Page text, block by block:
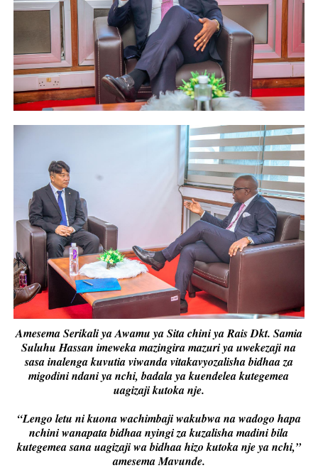
Amesema Serikali ya Awamu ya Sita chini ya Rais Dkt. Samia
Suluhu Hassan imeweka mazingira mazuri ya uwekezaji na
sasa inalenga kuvutia viwanda vitakavyozalisha bidhaa za
migodini ndani ya nchi, badala ya kuendelea kutegemea
uagizaji kutoka nje.
“Lengo letu ni kuona wachimbaji wakubwa na wadogo hapa
nchini wanapata bidhaa nyingi za kuzalisha madini bila
kutegemea sana uagizaji wa bidhaa hizo kutoka nje ya nchi,”
amesema Mavunde.